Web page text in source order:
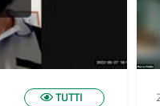
TUTTI